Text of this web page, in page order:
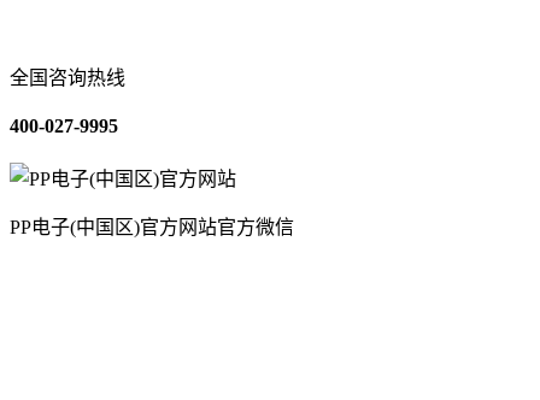
全国咨询热线
400-027-9995
PP电子(中国区)官方网站官方微信